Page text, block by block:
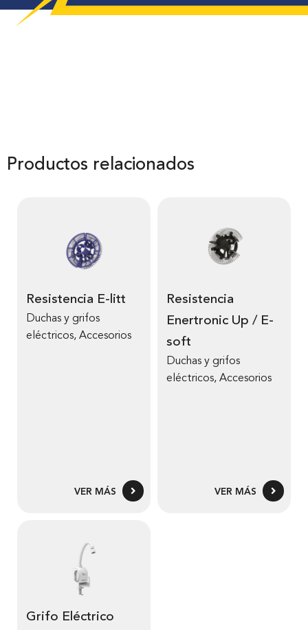
Productos relacionados
Resistencia E-litt
Duchas y grifos
eléctricos, Accesorios
VER MÁS
Resistencia
Enertronic Up / E-
soft
Duchas y grifos
eléctricos, Accesorios
VER MÁS
Grifo Eléctrico